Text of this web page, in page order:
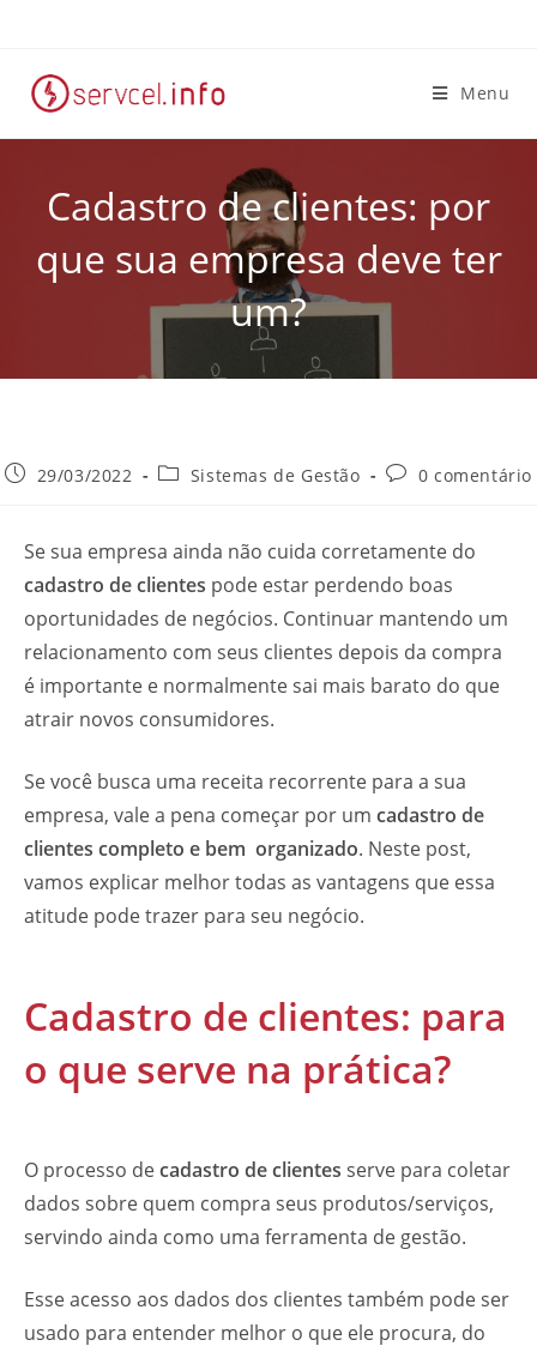
Menu
Cadastro de clientes: por
que sua empresa deve ter
um?
29/03/2022 Sistemas de Gestão 0 comentário
Se sua empresa ainda não cuida corretamente do
cadastro de clientes pode estar perdendo boas
oportunidades de negócios. Continuar mantendo um
relacionamento com seus clientes depois da compra
é importante e normalmente sai mais barato do que
atrair novos consumidores.
Se você busca uma receita recorrente para a sua
empresa, vale a pena começar por um cadastro de
clientes completo e bem organizado. Neste post,
vamos explicar melhor todas as vantagens que essa
atitude pode trazer para seu negócio.
Cadastro de clientes: para
o que serve na prática?
O processo decadastro de clientes serve para coletar
dados sobre quem compra seus produtos/serviços,
servindo ainda como uma ferramenta de gestão.
Esse acesso aos dados dos clientes também pode ser
usado para entender melhor o que ele procura, do